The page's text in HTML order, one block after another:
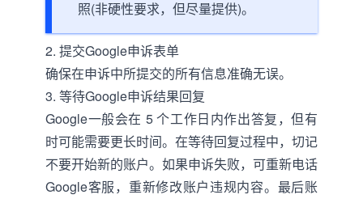
照(非硬性要求，但尽量提供)。
2. 提交Google申诉表单
确保在申诉中所提交的所有信息准确无误。
3. 等待Google申诉结果回复
Google一般会在 5 个工作日内作出答复，但有
时可能需要更长时间。在等待回复过程中，切记
不要开始新的账户。如果申诉失败，可重新电话
Google客服，重新修改账户违规内容。最后账